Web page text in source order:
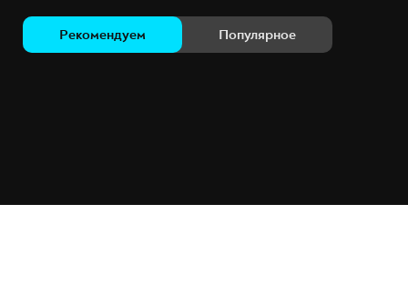
Рекомендуем Популярное